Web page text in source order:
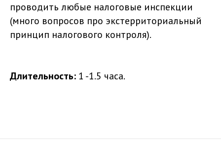
проводить любые налоговые инспекции
(много вопросов про экстерриториальный
принцип налогового контроля).
Длительность: 1 -1.5 часа.